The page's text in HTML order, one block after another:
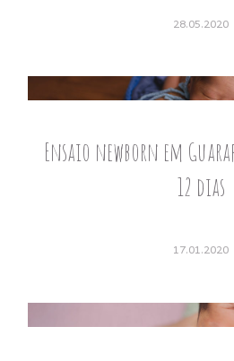
28.05.2020
Ensaio newborn em
12 dias
17.01.2020